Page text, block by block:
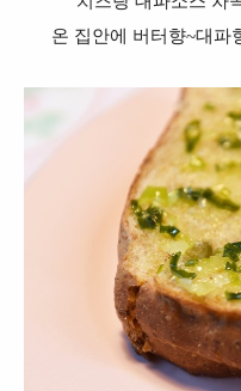
온 집안에 버터향~대파